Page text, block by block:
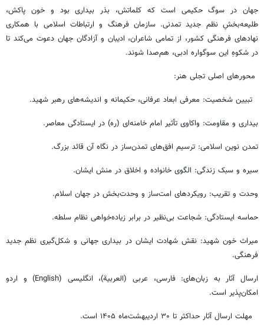
جهان در سوگ حکیمی است که کلماتش، بذر بیداری بود و خون پاکش،
طلیعه‌بخشِ نظم جدید تمدنی. سازمان فرهنگ و ارتباطات اسلامی با همکاری
نهادهای فرهنگی کشور، از تمامی شاعران، ادیبان و آزادگان جهان دعوت می‌کند تا
در شکوهِ این سوگواره ادبی، هم‌صدا شوند.
️ محورهای اصلی تجلی هنر:
تبیین شخصیت: معرفی ابعاد عرفانی، حکیمانه و اندیشه‌های رهبر شهید.
بیداری و مقاومت: واکاوی تأثیر امام خامنه‌ای (ره) در ایستادگی معاصر.
تمدن نوین اسلامی: ترسیم افق‌های تمدن‌ساز در نگاه آن قائد بزرگ.
سیره و سبک زندگی: الگوی خانواده و اخلاق در منش ایشان.
وحدت و تقریب: رویکردهای امت‌ساز و وحدت‌بخش در جهان اسلام.
حماسه ایستادگی: شجاعت بی‌نظیر در برابر زیاده‌خواهی نظام سلطه.
میراث خون شهید: نقش شهادت ایشان در بیداری جهانی و شکل‌گیری نظم جدید
فرهنگی.
ارسال آثار به زبان‌های: فارسی، عربی (العربیة)، انگلیسی (English) و اردو
امکان‌پذیر است.
مهلت ارسال آثار حداکثر تا ۳۰ اردیبهشت‌ماه ۱۴۰۵ است.